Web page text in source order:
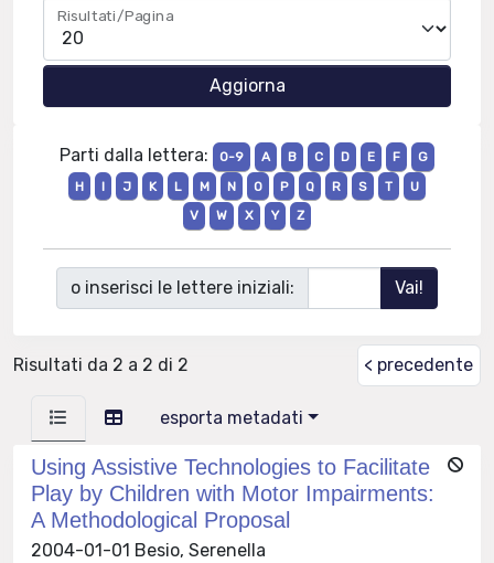
Risultati/Pagina
Parti dalla lettera: 0-9 A B C D E F
G
H
I J K L M N O P Q R S T
U
V
W X Y Z
o inserisci le lettere iniziali:
Risultati da 2 a 2 di 2 < precedente
esporta metadati
Using Assistive Technologies to Facilitate
Play by Children with Motor Impairments:
A Methodological Proposal
2004-01-01 Besio, Serenella